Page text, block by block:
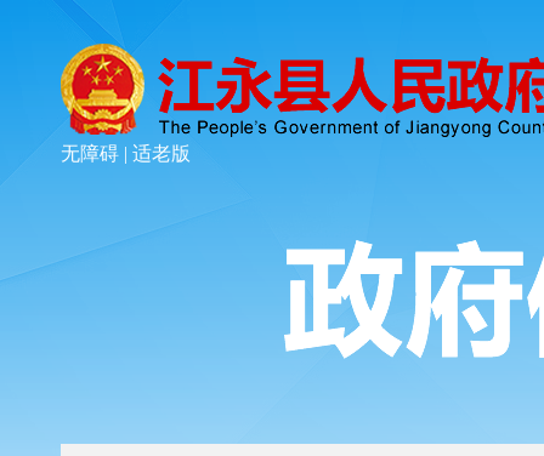
无障碍 | 适老版